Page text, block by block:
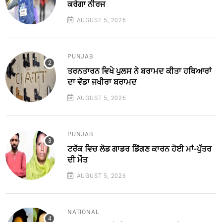
ਕਰੇਗਾ ਨੀਰਜ
AUGUST 5, 2026
PUNJAB
ਤਰਨਤਾਰਨ ਵਿਖੇ ਪੁਲਸ ਨੇ ਬਰਾਮਦ ਕੀਤਾ ਹਥਿਆਰਾਂ
ਦਾ ਵੱਡਾ ਜਖੀਰਾ ਬਰਾਮਦ
AUGUST 5, 2026
PUNJAB
ਟਰੱਕ ਵਿਚ ਲੋਡ ਗਾਡਰ ਡਿੱਗਣ ਕਾਰਨ ਹੋਈ ਮਾਂ-ਪੁੱਤਰ
ਦੀ ਮੌਤ
AUGUST 5, 2026
NATIONAL